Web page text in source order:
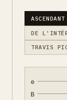
ASCENDANT
DE
TRAVIS
e
B